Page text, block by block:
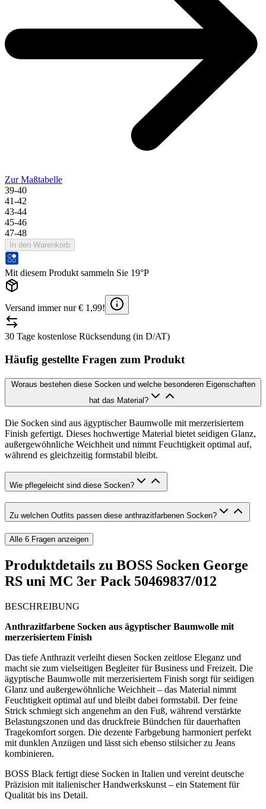
Zur Maßtabelle
39-40
41-42
43-44
45-46
47-48
In den Warenkorb
Mit diesem Produkt sammeln Sie 19°P
Versand immer nur € 1,99!
30 Tage kostenlose Rücksendung (in D/AT)
Häufig gestellte Fragen zum Produkt
Woraus bestehen diese Socken und welche besonderen Eigenschaften
hat das Material?
Die Socken sind aus ägyptischer Baumwolle mit merzerisiertem
Finish gefertigt. Dieses hochwertige Material bietet seidigen Glanz,
außergewöhnliche Weichheit und nimmt Feuchtigkeit optimal auf,
während es gleichzeitig formstabil bleibt.
Wie pflegeleicht sind diese Socken?
Zu welchen Outfits passen diese anthrazitfarbenen Socken?
Alle 6 Fragen anzeigen
Produktdetails zu BOSS Socken George
RS uni MC 3er Pack 50469837/012
BESCHREIBUNG
Anthrazitfarbene Socken aus ägyptischer Baumwolle mit
merzerisiertem Finish
Das tiefe Anthrazit verleiht diesen Socken zeitlose Eleganz und
macht sie zum vielseitigen Begleiter für Business und Freizeit. Die
ägyptische Baumwolle mit merzerisiertem Finish sorgt für seidigen
Glanz und außergewöhnliche Weichheit – das Material nimmt
Feuchtigkeit optimal auf und bleibt dabei formstabil. Der feine
Strick schmiegt sich angenehm an den Fuß, während verstärkte
Belastungszonen und das druckfreie Bündchen für dauerhaften
Tragekomfort sorgen. Die dezente Farbgebung harmoniert perfekt
mit dunklen Anzügen und lässt sich ebenso stilsicher zu Jeans
kombinieren.
BOSS Black fertigt diese Socken in Italien und vereint deutsche
Präzision mit italienischer Handwerkskunst – ein Statement für
Qualität bis ins Detail.